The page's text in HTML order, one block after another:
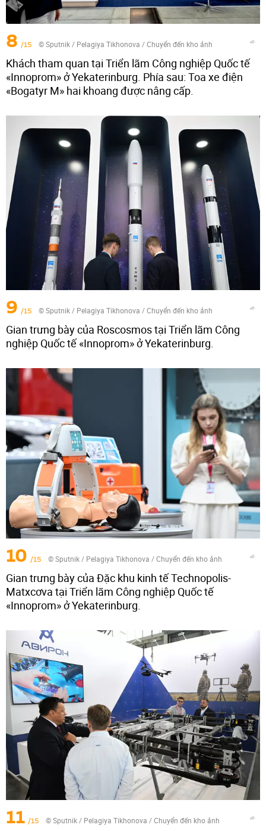
8 /15 © Sputnik / Pelagiya Tikhonova /Chuyển đến kho ảnh
Khách tham quan tại Triển lãm Công nghiệp Quốc tế
«Innoprom» ở Yekaterinburg. Phía sau: Toa xe điện
«Bogatyr M» hai khoang được nâng cấp.
9 /15 © Sputnik / Pelagiya Tikhonova /Chuyển đến kho ảnh
Gian trưng bày của Roscosmos tại Triển lãm Công
nghiệp Quốc tế «Innoprom» ở Yekaterinburg.
10 /15 © Sputnik / Pelagiya Tikhonova /Chuyển đến kho ảnh
Gian trưng bày của Đặc khu kinh tế Technopolis-
Matxcơva tại Triển lãm Công nghiệp Quốc tế
«Innoprom» ở Yekaterinburg.
11 /15 © Sputnik / Pelagiya Tikhonova /Chuyển đến kho ảnh